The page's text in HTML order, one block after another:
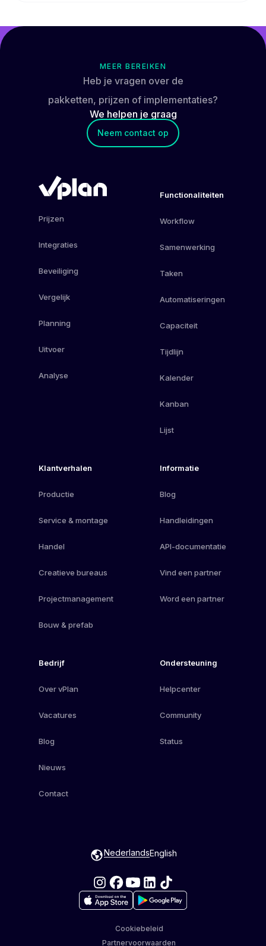
MEER BEREIKEN
Heb je vragen over de
pakketten, prijzen of implementaties?
We helpen je graag
Neem contact op
Prijzen
Integraties
Beveiliging
Vergelijk
Planning
Uitvoer
Analyse
Functionaliteiten
Workflow
Samenwerking
Taken
Automatiseringen
Capaciteit
Tijdlijn
Kalender
Kanban
Lijst
Klantverhalen
Productie
Service & montage
Handel
Creatieve bureaus
Projectmanagement
Bouw & prefab
Informatie
Blog
Handleidingen
API-documentatie
Vind een partner
Word een partner
Bedrijf
Over vPlan
Vacatures
Blog
Nieuws
Contact
Ondersteuning
Helpcenter
Community
Status
English
Nederlands
Cookiebeleid
Partnervoorwaarden